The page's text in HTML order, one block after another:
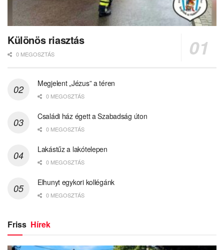
Különös riasztás
0 MEGOSZTÁS
Megjelent „Jézus” a téren
0 MEGOSZTÁS
Családi ház égett a Szabadság úton
0 MEGOSZTÁS
Lakástűz a lakótelepen
0 MEGOSZTÁS
Elhunyt egykori kollégánk
0 MEGOSZTÁS
Friss Hírek